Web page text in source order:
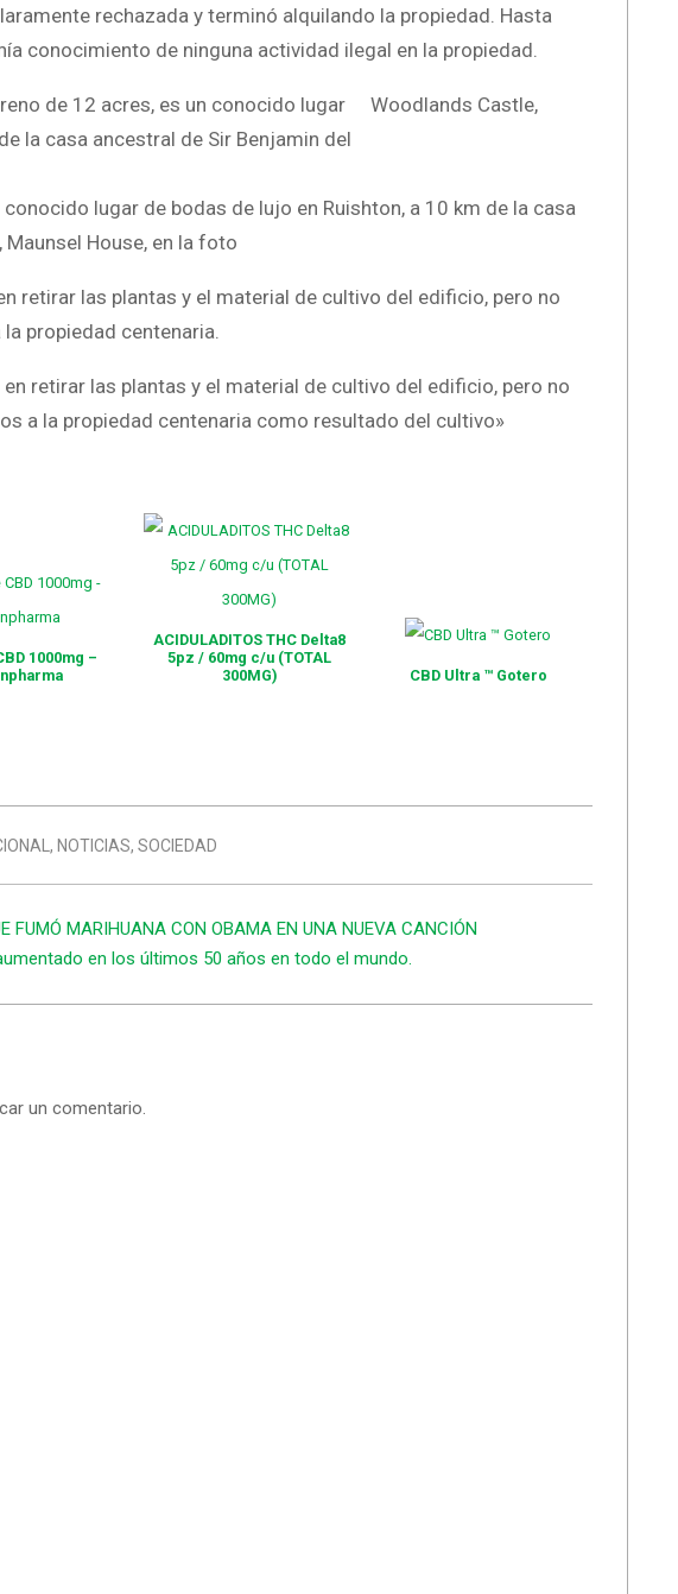
rechazada y terminó alquilando la propiedad. Hasta
conocimiento de ninguna actividad ilegal en la propiedad.
Woodlands Castle,
lugar de bodas de lujo en Ruishton, a 10 km de la casa
House, en la foto
retirar las plantas y el material de cultivo del edificio, pero no
propiedad centenaria.
retirar las plantas y el material de cultivo del edificio, pero no
a la propiedad centenaria como resultado del cultivo»
1000mg –
ACIDULADITOS THC Delta8
5pz / 60mg c/u (TOTAL
300MG)
CBD Ultra ™ Gotero
, NOTICIAS,SOCIEDAD
FUMÓ MARIHUANA CON OBAMA EN UNA NUEVA CANCIÓN
en los últimos 50 años en todo el mundo.
un comentario.